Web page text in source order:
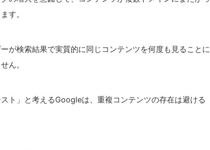
す。
が検索結果で実質的に同じコンテンツを何度も見ることに
ん。
ト」と考えるGoogleは、重複コンテンツの存在は避ける